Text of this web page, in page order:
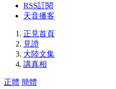
RSS訂閱
天音播客
正見首頁
見證
大陸文集
講真相
正體 簡體